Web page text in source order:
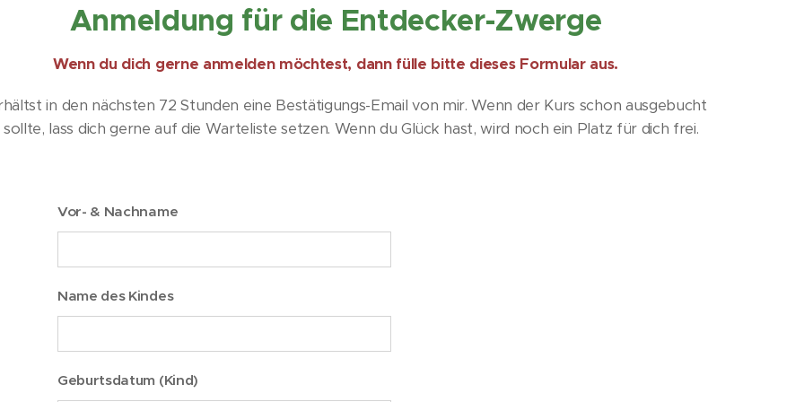
Anmeldung für die Entdecker-Zwerge
Wenn du dich gerne anmelden möchtest, dann fülle bitte dieses Formular aus.
in den nächsten 72 Stunden eine Bestätigungs-Email von mir. Wenn der Kurs schon ausgebucht
sollte, lass dich gerne auf die Warteliste setzen. Wenn du Glück hast, wird noch ein Platz für dich frei.
Vor- & Nachname
Name des Kindes
Geburtsdatum (Kind)